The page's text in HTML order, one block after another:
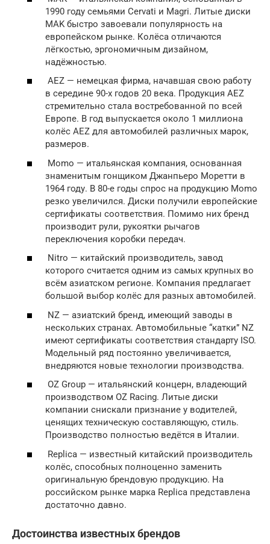
1990 году семьями Cervati и Magri. Литые диски
MAK быстро завоевали популярность на
европейском рынке. Колёса отличаются
лёгкостью, эргономичным дизайном,
надёжностью.
AEZ — немецкая фирма, начавшая свою работу
в середине 90-х годов 20 века. Продукция AEZ
стремительно стала востребованной по всей
Европе. В год выпускается около 1 миллиона
колёс AEZ для автомобилей различных марок,
размеров.
Momo — итальянская компания, основанная
знаменитым гонщиком Джанпьеро Моретти в
1964 году. В 80-е годы спрос на продукцию Momo
резко увеличился. Диски получили европейские
сертификаты соответствия. Помимо них бренд
производит рули, рукоятки рычагов
переключения коробки передач.
Nitro — китайский производитель, завод
которого считается одним из самых крупных во
всём азиатском регионе. Компания предлагает
большой выбор колёс для разных автомобилей.
NZ — азиатский бренд, имеющий заводы в
нескольких странах. Автомобильные “катки” NZ
имеют сертификаты соответствия стандарту ISO.
Модельный ряд постоянно увеличивается,
внедряются новые технологии производства.
OZ Group — итальянский концерн, владеющий
производством OZ Racing. Литые диски
компании снискали признание у водителей,
ценящих техническую составляющую, стиль.
Производство полностью ведётся в Италии.
Replica — известный китайский производитель
колёс, способных полноценно заменить
оригинальную брендовую продукцию. На
российском рынке марка Replica представлена
достаточно давно.
Достоинства известных брендов